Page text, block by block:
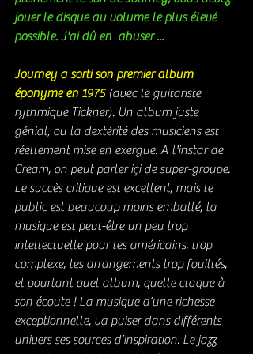
jouer le disque au volume le plus élevé
possible. J'ai dû en  abuser ...
Journey a sorti son premier album
éponyme en 1975 (avec le guitariste
rythmique Tickner). Un album juste
génial, ou la dextérité des musiciens est
réellement mise en exergue. A l'instar de
Cream, on peut parler içi de super-groupe.
Le succès critique est excellent, mais le
public est beaucoup moins emballé, la
musique est peut-être un peu trop
intellectuelle pour les américains, trop
complexe, les arrangements trop fouillés,
et pourtant quel album, quelle claque à
son écoute ! La musique d’une richesse
exceptionnelle, va puiser dans différents
univers ses sources d’inspiration. Le jazz